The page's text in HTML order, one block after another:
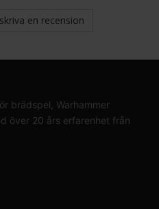
en recension
brädspel, Warhammer
över 20 års erfarenhet från